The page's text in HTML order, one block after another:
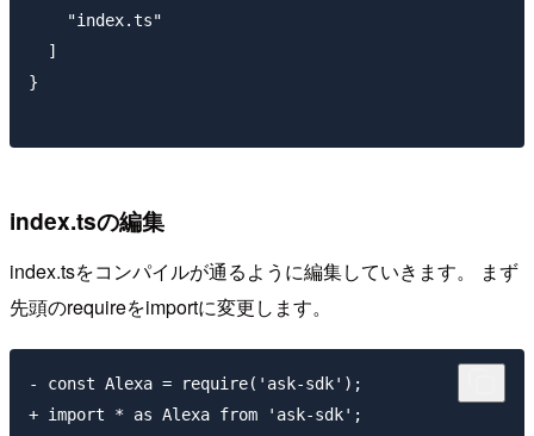
    "index.ts"
  ]
}
index.tsの編集
index.tsをコンパイルが通るように編集していきます。 まず
先頭のrequireをimportに変更します。
- const Alexa = require('ask-sdk');